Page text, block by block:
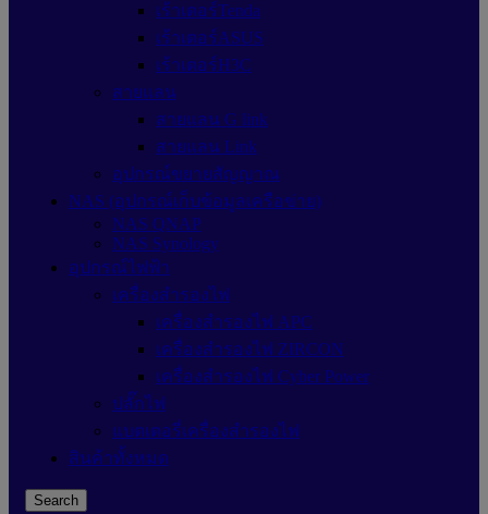
เร้าเตอร์Tenda
เร้าเตอร์ASUS
เร้าเตอร์H3C
สายแลน
สายแลน G link
สายแลน Link
อุปกรณ์ขยายสัญญาณ
NAS (อุปกรณ์เก็บข้อมูลเครือข่าย)
NAS QNAP
NAS Synology
อุปกรณ์ไฟฟ้า
เครื่องสำรองไฟ
เครื่องสำรองไฟ APC
เครื่องสำรองไฟ ZIRCON
เครื่องสำรองไฟ Cyber Power
ปลั๊กไฟ
แบตเตอรี่เครื่องสำรองไฟ
สินค้าทั้งหมด
Search